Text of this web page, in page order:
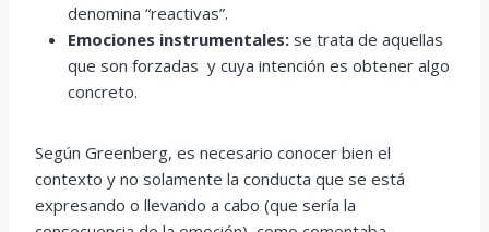
denomina “reactivas”.
Emociones instrumentales: se trata de aquellas
que son forzadas y cuya intención es obtener algo
concreto.
Según Greenberg, es necesario conocer bien el
contexto y no solamente la conducta que se está
expresando o llevando a cabo (que sería la